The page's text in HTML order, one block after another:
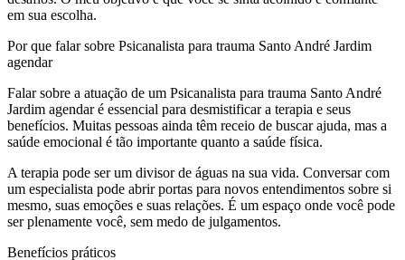
em sua escolha.
Por que falar sobre Psicanalista para trauma Santo André Jardim
agendar
Falar sobre a atuação de um Psicanalista para trauma Santo André
Jardim agendar é essencial para desmistificar a terapia e seus
benefícios. Muitas pessoas ainda têm receio de buscar ajuda, mas a
saúde emocional é tão importante quanto a saúde física.
A terapia pode ser um divisor de águas na sua vida. Conversar com
um especialista pode abrir portas para novos entendimentos sobre si
mesmo, suas emoções e suas relações. É um espaço onde você pode
ser plenamente você, sem medo de julgamentos.
Benefícios práticos